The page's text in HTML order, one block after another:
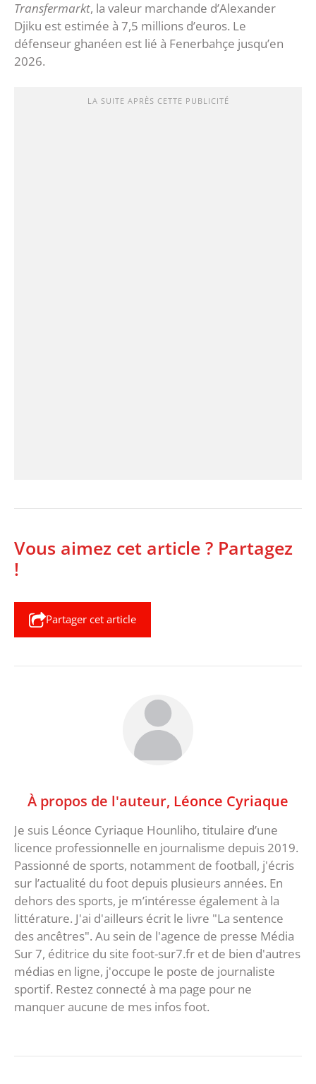
Transfermarkt, la valeur marchande d’Alexander
Djiku est estimée à 7,5 millions d’euros. Le
défenseur ghanéen est lié à Fenerbahçe jusqu’en
2026.
LA SUITE APRÈS CETTE PUBLICITÉ
Vous aimez cet article ? Partagez
!
Partager cet article
À propos de l'auteur, Léonce Cyriaque
Je suis Léonce Cyriaque Hounliho, titulaire d’une
licence professionnelle en journalisme depuis 2019.
Passionné de sports, notamment de football, j'écris
sur l’actualité du foot depuis plusieurs années. En
dehors des sports, je m’intéresse également à la
littérature. J'ai d'ailleurs écrit le livre "La sentence
des ancêtres". Au sein de l'agence de presse Média
Sur 7, éditrice du site foot-sur7.fr et de bien d'autres
médias en ligne, j'occupe le poste de journaliste
sportif. Restez connecté à ma page pour ne
manquer aucune de mes infos foot.